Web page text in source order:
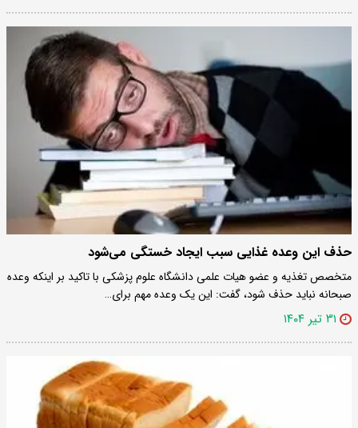
حذف این وعده غذایی سبب ایجاد خستگی می‌شود
متخصص تغذیه و عضو هیات علمی دانشگاه علوم پزشکی با تاکید بر اینکه وعده
صبحانه نباید حذف شود، گفت: این یک وعده مهم برای…
۳۱ تیر ۱۴۰۴